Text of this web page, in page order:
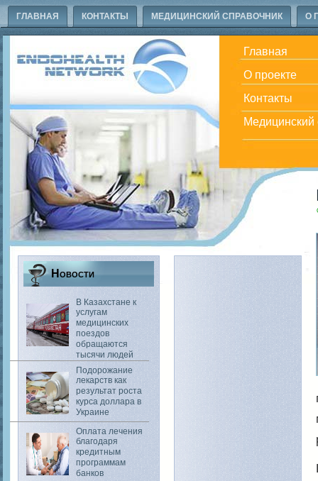
ГЛАВНАЯ КОНТАКТЫ МЕДИЦИНСКИЙ СПРАВОЧНИК О
Главная
О проекте
Контакты
Медицинский
Новости
В Казахстане к
услугам
медицинских
поездов
обращаются
тысячи людей
Подорожание
лекарств как
результат роста
курса доллара в
Украине
Оплата лечения
благодаря
кредитным
программам
банков